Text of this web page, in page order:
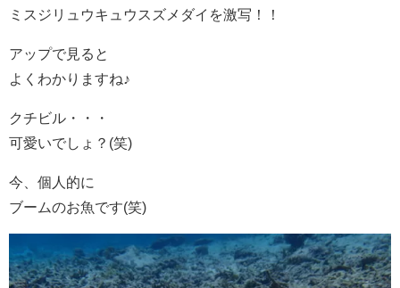
ミスジリュウキュウスズメダイを激写！！
アップで見ると
よくわかりますね♪
クチビル・・・
可愛いでしょ？(笑)
今、個人的に
ブームのお魚です(笑)